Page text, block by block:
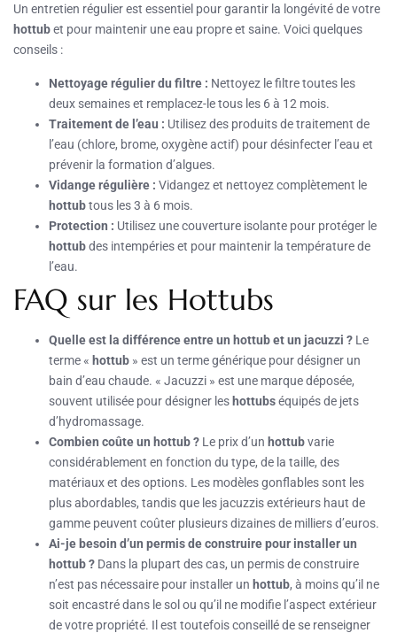
Un entretien régulier est essentiel pour garantir la longévité de votre
hottubet pour maintenir une eau propre et saine. Voici quelques
conseils :
Nettoyage régulier du filtre : Nettoyez le filtre toutes les
deux semaines et remplacez-le tous les 6 à 12 mois.
Traitement de l’eau : Utilisez des produits de traitement de
l’eau (chlore, brome, oxygène actif) pour désinfecter l’eau et
prévenir la formation d’algues.
Vidange régulière : Vidangez et nettoyez complètement le
hottubtous les 3 à 6 mois.
Protection : Utilisez une couverture isolante pour protéger le
hottubdes intempéries et pour maintenir la température de
l’eau.
FAQ sur les Hottubs
Quelle est la différence entre un hottub et un jacuzzi ? Le
terme « hottub » est un terme générique pour désigner un
bain d’eau chaude. « Jacuzzi » est une marque déposée,
souvent utilisée pour désigner leshottubséquipés de jets
d’hydromassage.
Combien coûte un hottub ? Le prix d’un hottubvarie
considérablement en fonction du type, de la taille, des
matériaux et des options. Les modèles gonflables sont les
plus abordables, tandis que les jacuzzis extérieurs haut de
gamme peuvent coûter plusieurs dizaines de milliers d’euros.
Ai-je besoin d’un permis de construire pour installer un
hottub ? Dans la plupart des cas, un permis de construire
n’est pas nécessaire pour installer un hottub, à moins qu’il ne
soit encastré dans le sol ou qu’il ne modifie l’aspect extérieur
de votre propriété. Il est toutefois conseillé de se renseigner